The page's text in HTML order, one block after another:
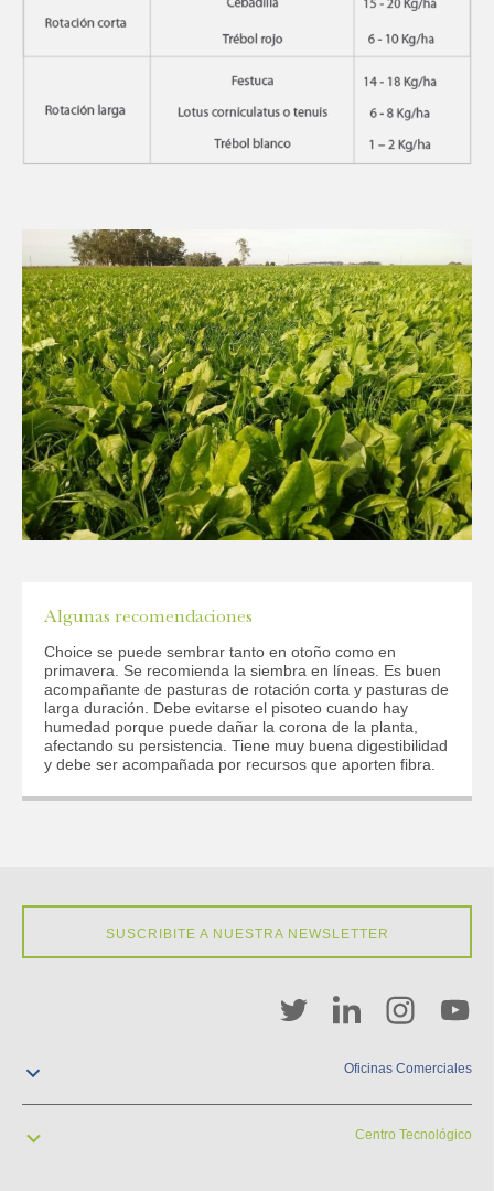
Algunas recomendaciones
Choice se puede sembrar tanto en otoño como en
primavera. Se recomienda la siembra en líneas. Es buen
acompañante de pasturas de rotación corta y pasturas de
larga duración. Debe evitarse el pisoteo cuando hay
humedad porque puede dañar la corona de la planta,
afectando su persistencia. Tiene muy buena digestibilidad
y debe ser acompañada por recursos que aporten fibra.
SUSCRIBITE A NUESTRA NEWSLETTER
Oficinas Comerciales
+598 2929 2900
Centro Tecnológico